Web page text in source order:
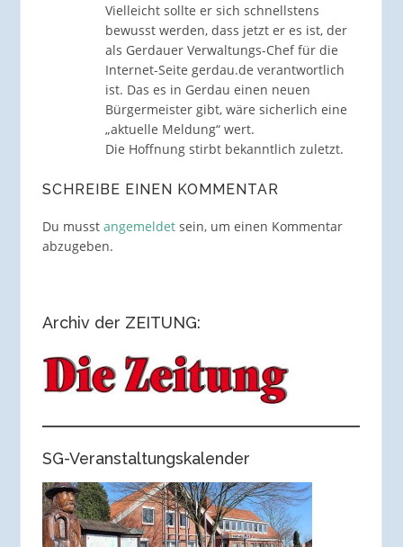
Vielleicht sollte er sich schnellstens
bewusst werden, dass jetzt er es ist, der
als Gerdauer Verwaltungs-Chef für die
Internet-Seite gerdau.de verantwortlich
ist. Das es in Gerdau einen neuen
Bürgermeister gibt, wäre sicherlich eine
„aktuelle Meldung“ wert.
Die Hoffnung stirbt bekanntlich zuletzt.
SCHREIBE EINEN KOMMENTAR
Du musst angemeldetsein, um einen Kommentar
abzugeben.
Archiv der ZEITUNG:
SG-Veranstaltungskalender